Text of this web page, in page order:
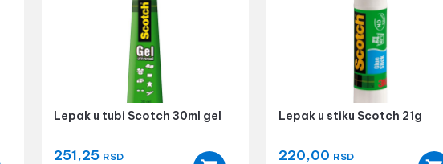
Lepak u tubi Scotch 30ml gel
251,25 RSD
Lepak u stiku Scotch 21g
220,00 RSD